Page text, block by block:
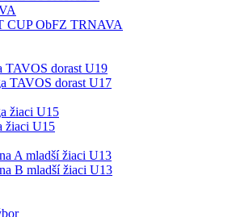
CUP ObFZ TRNAVA
TAVOS dorast U19
TAVOS dorast U17
žiaci U15
žiaci U15
A mladší žiaci U13
B mladší žiaci U13